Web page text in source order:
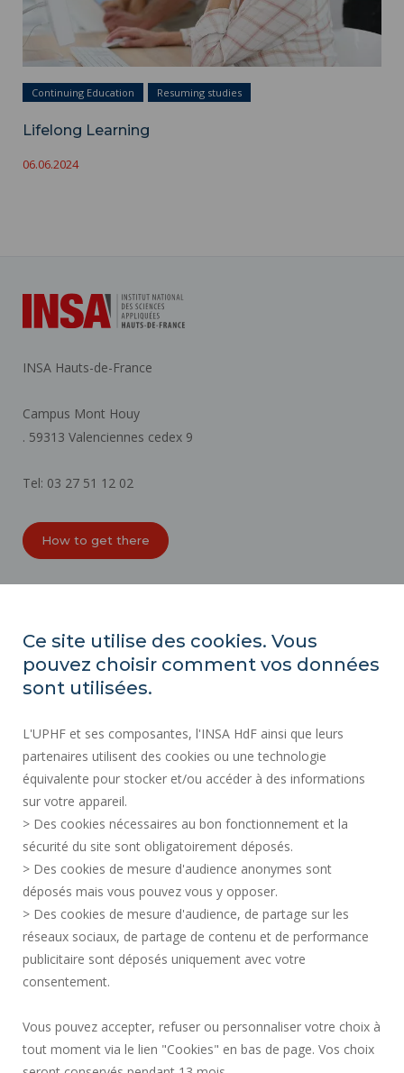
Continuing Education Resuming studies
Lifelong Learning
06.06.2024
INSA Hauts-de-France
Campus Mont Houy
. 59313 Valenciennes cedex 9
Tel: 03 27 51 12 02
How to get there
PROFESSIONAL EQUALITY INDEX
SITE MAP
PERSONAL DATA
PUBLIC PROCUREMENT
LEGAL INFORMATION
RECRUITMENTS
CREDITS
PRESS AREA
SOCIAL MAP
CONTACT
COOKIE MANAGEMENT
Join us !
Ce site utilise des cookies. Vous
pouvez choisir comment vos données
sont utilisées.
L'UPHF et ses composantes, l'INSA HdF ainsi que leurs
partenaires utilisent des cookies ou une technologie
équivalente pour stocker et/ou accéder à des informations
sur votre appareil.
> Des cookies nécessaires au bon fonctionnement et la
sécurité du site sont obligatoirement déposés.
> Des cookies de mesure d'audience anonymes sont
déposés mais vous pouvez vous y opposer.
> Des cookies de mesure d'audience, de partage sur les
réseaux sociaux, de partage de contenu et de performance
publicitaire sont déposés uniquement avec votre
consentement.
Vous pouvez accepter, refuser ou personnaliser votre choix à
tout moment via le lien "Cookies" en bas de page. Vos choix